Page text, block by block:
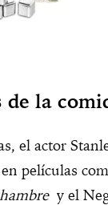
de la
el actor
en películas
y el